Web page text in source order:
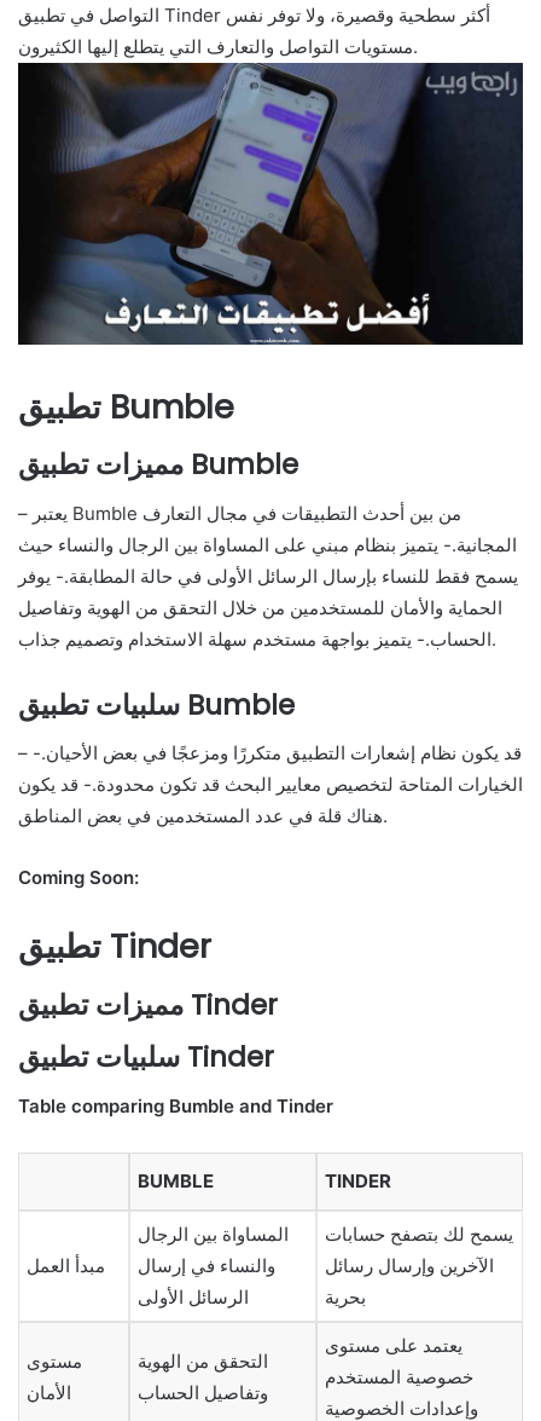
التواصل في تطبيق Tinder أكثر سطحية وقصيرة، ولا توفر نفس
مستويات التواصل والتعارف التي يتطلع إليها الكثيرون.
تطبيق Bumble
مميزات تطبيق Bumble
– يعتبر Bumble من بين أحدث التطبيقات في مجال التعارف
المجانية.- يتميز بنظام مبني على المساواة بين الرجال والنساء حيث
يسمح فقط للنساء بإرسال الرسائل الأولى في حالة المطابقة.- يوفر
الحماية والأمان للمستخدمين من خلال التحقق من الهوية وتفاصيل
الحساب.- يتميز بواجهة مستخدم سهلة الاستخدام وتصميم جذاب.
سلبيات تطبيق Bumble
– قد يكون نظام إشعارات التطبيق متكررًا ومزعجًا في بعض الأحيان.-
الخيارات المتاحة لتخصيص معايير البحث قد تكون محدودة.- قد يكون
هناك قلة في عدد المستخدمين في بعض المناطق.
Coming Soon:
تطبيق Tinder
مميزات تطبيق Tinder
سلبيات تطبيق Tinder
Table comparing Bumble and Tinder
BUMBLE TINDER
مبدأ العمل
المساواة بين الرجال
والنساء في إرسال
الرسائل الأولى
يسمح لك بتصفح حسابات
الآخرين وإرسال رسائل
بحرية
مستوى
الأمان
التحقق من الهوية
وتفاصيل الحساب
يعتمد على مستوى
خصوصية المستخدم
وإعدادات الخصوصية